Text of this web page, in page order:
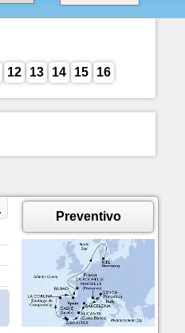
16
15
14
13
12
Preventivo